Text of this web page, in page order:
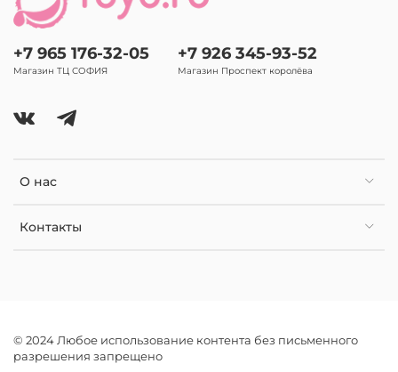
О нас
Контакты
+7 965 176-32-05
Магазин ТЦ СОФИЯ
+7 926 345-93-52
Магазин Проспект королёва
© 2024 Любое использование контента без письменного
разрешения запрещено